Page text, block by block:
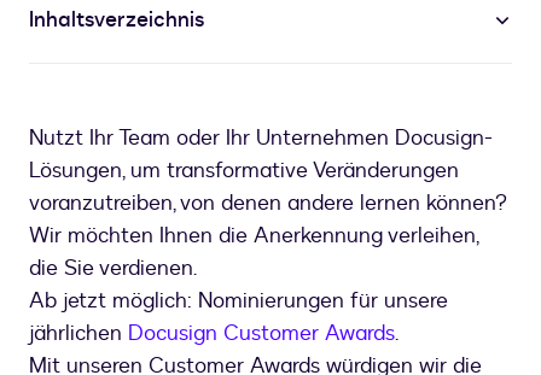
Inhaltsverzeichnis
Nutzt Ihr Team oder Ihr Unternehmen Docusign-
Lösungen, um transformative Veränderungen
voranzutreiben, von denen andere lernen können?
Wir möchten Ihnen die Anerkennung verleihen,
die Sie verdienen.
Ab jetzt möglich: Nominierungen für unsere
jährlichen Docusign Customer Awards.
Mit unseren Customer Awards würdigen wir die